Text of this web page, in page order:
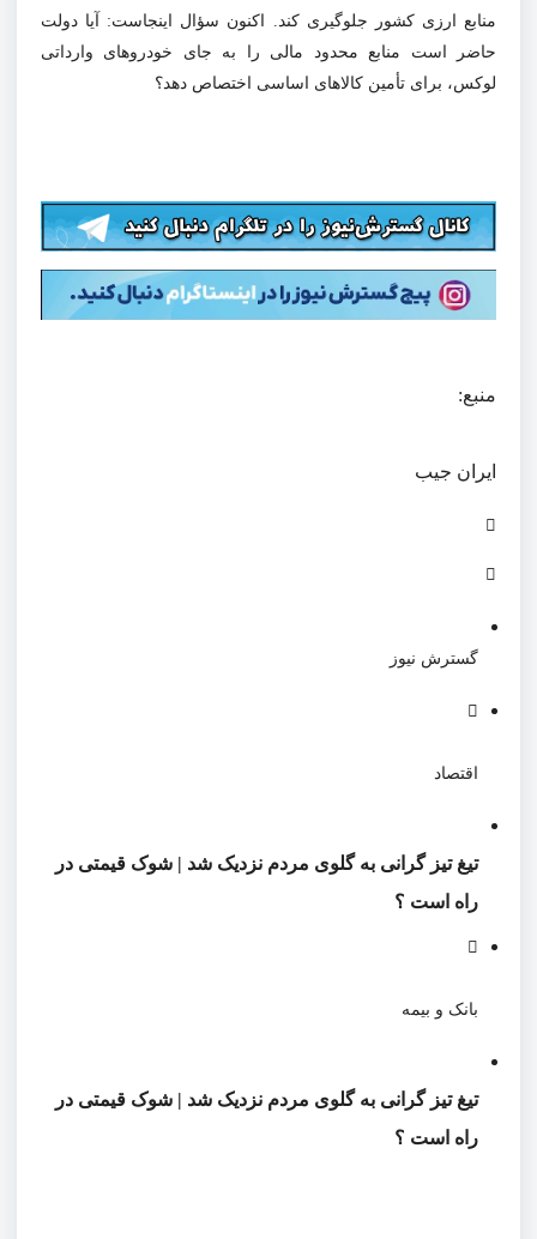
منابع ارزی کشور جلوگیری کند. اکنون سؤال اینجاست: آیا دولت
حاضر است منابع محدود مالی را به جای خودروهای وارداتی
لوکس، برای تأمین کالاهای اساسی اختصاص دهد؟
منبع:
ایران جیب
گسترش نیوز
اقتصاد
تیغ تیز گرانی به گلوی مردم نزدیک شد | شوک قیمتی در
راه است ؟
بانک و بیمه
تیغ تیز گرانی به گلوی مردم نزدیک شد | شوک قیمتی در
راه است ؟